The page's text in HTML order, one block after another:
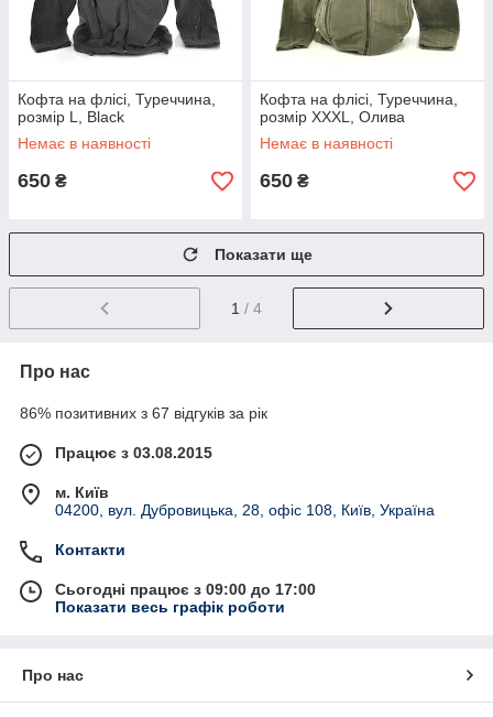
Кофта на флісі, Туреччина,
розмір L, Black
Немає в наявності
650 ₴
Кофта на флісі, Туреччина,
розмір XXXL, Олива
Немає в наявності
650 ₴
Показати ще
1 / 4
Про нас
86% позитивних з 67 відгуків за рік
Працює з 03.08.2015
м. Київ
04200, вул. Дубровицька, 28, офіс 108, Київ, Україна
Контакти
Сьогодні працює з 09:00 до 17:00
Показати весь графік роботи
Про нас